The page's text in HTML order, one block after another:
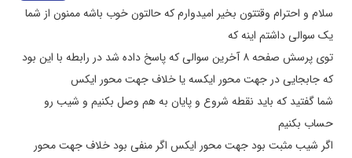
سلام و احترام وقتتون بخیر امیدوارم که حالتون خوب باشه ممنون از شما
یک سوالی داشتم اینه که
توی پرسش صفحه ۸ آخرین سوالی که پاسخ داده شد در رابطه با این بود
که جابجایی در جهت محور ایکسه یا خلاف جهت محور ایکس
شما گفتید که باید نقطه شروع و پایان به هم وصل بکنیم و شیب رو
حساب بکنیم
اگر شیب مثبت بود جهت محور ایکس اگر منفی بود خلاف جهت محور